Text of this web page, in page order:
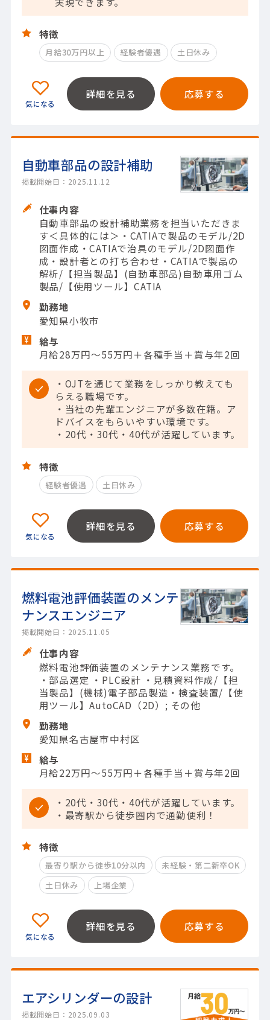
特徴
月給30万円以上 経験者優遇 土日休み
詳細を見る 応募する
自動車部品の設計補助
掲載開始日：2025.11.12
仕事内容
自動車部品の設計補助業務を担当いただきま
す＜具体的には＞・CATIAで製品のモデル/2D
図面作成・CATIAで治具のモデル/2D図面作
成・設計者との打ち合わせ・CATIAで製品の
解析/【担当製品】(自動車部品)自動車用ゴム
製品/【使用ツール】CATIA
勤務地
愛知県小牧市
給与
月給28万円〜55万円＋各種手当＋賞与年2回
・OJTを通じて業務をしっかり教えても
らえる職場です。
・当社の先輩エンジニアが多数在籍。ア
ドバイスをもらいやすい環境です。
・20代・30代・40代が活躍しています。
特徴
経験者優遇 土日休み
詳細を見る 応募する
燃料電池評価装置のメンテ
ナンスエンジニア
掲載開始日：2025.11.05
仕事内容
燃料電池評価装置のメンテナンス業務です。
・部品選定 ・PLC設計 ・見積資料作成/【担
当製品】(機械)電子部品製造・検査装置/【使
用ツール】AutoCAD（2D）; その他
勤務地
愛知県名古屋市中村区
給与
月給22万円～55万円＋各種手当＋賞与年2回
・20代・30代・40代が活躍しています。
・最寄駅から徒歩圏内で通勤便利！
特徴
最寄り駅から徒歩10分以内
未経験・第二新卒OK
土日休み
上場企業
詳細を見る 応募する
エアシリンダーの設計
掲載開始日：2025.09.03